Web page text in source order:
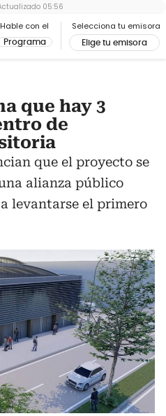
Hable con el
Programa
Selecciona tu emisora
Elige tu emisora
05:56
que hay 3
de
que el proyecto se
alianza público
levantarse el primero